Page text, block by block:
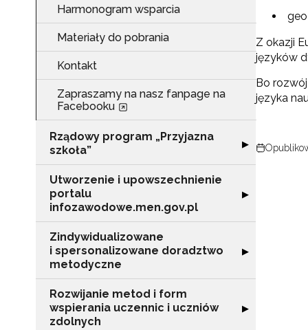
Harmonogram wsparcia
Materiały do pobrania
Kontakt
Zapraszamy na nasz fanpage na
Facebooku
Rządowy program „Przyjazna
szkoła”
Rozwiń sekcję
▶
Utworzenie i upowszechnienie
portalu
infozawodowe.men.gov.pl
Rozwiń sekcję
▶
Zindywidualizowane
i spersonalizowane doradztwo
metodyczne
Rozwiń sekcję
▶
Rozwijanie metod i form
wspierania uczennic i uczniów
zdolnych
Rozwiń sekcję
▶
Z okazji
języków
Bo
języka